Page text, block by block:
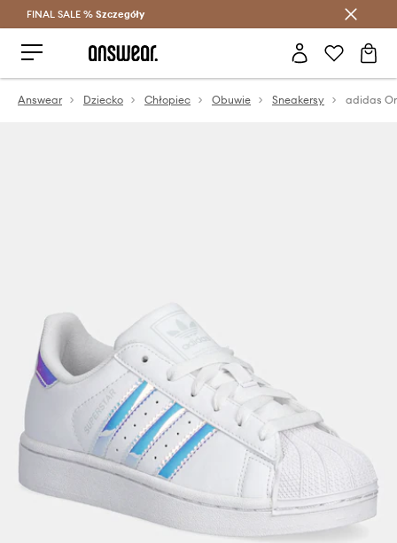
Oszczędzaj z Answear Club >
FINAL SALE % Szczegóły
Answear Dziecko Chłopiec Obuwie Sneakersy